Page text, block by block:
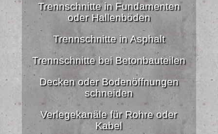
Trennschnitte in Fundamenten
oder Hallenböden
Trennschnitte in Asphalt
Trennschnitte bei Betonbauteilen
Decken oder Bodenöffnungen
schneiden
Verlegekanäle für Rohre oder
Kabel